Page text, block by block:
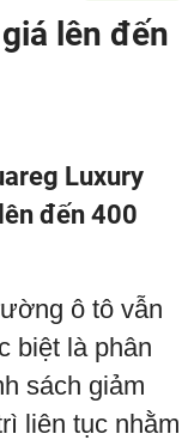
lên đến
Luxury
đến 400
ô tô vẫn
biệt là phân
sách giảm
liên tục nhằm